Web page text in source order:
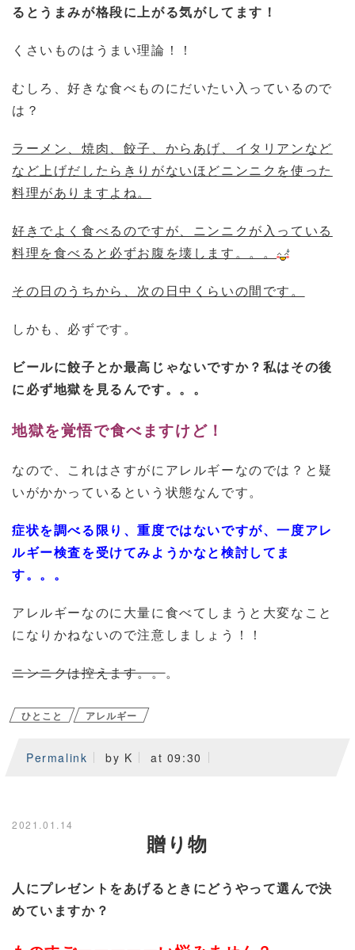
るとうまみが格段に上がる気がしてます！
くさいものはうまい理論！！
むしろ、好きな食べものにだいたい入っているので
は？
ラーメン、焼肉、餃子、からあげ、イタリアンなど
など上げだしたらきりがないほどニンニクを使った
料理がありますよね。
好きでよく食べるのですが、ニンニクが入っている
料理を食べると必ずお腹を壊します。。。
その日のうちから、次の日中くらいの間です。
しかも、必ずです。
ビールに餃子とか最高じゃないですか？私はその後
に必ず地獄を見るんです。。。
地獄を覚悟で食べますけど！
なので、これはさすがにアレルギーなのでは？と疑
いがかかっているという状態なんです。
症状を調べる限り、重度ではないですが、一度アレ
ルギー検査を受けてみようかなと検討してま
す。。。
アレルギーなのに大量に食べてしまうと大変なこと
になりかねないので注意しましょう！！
ニンニクは控えます。。。
ひとこと アレルギー
Permalink by K at 09:30
2021.01.14
贈り物
人にプレゼントをあげるときにどうやって選んで決
めていますか？